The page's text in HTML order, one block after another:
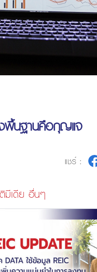
พื้นฐานคือกุญแจ
แชร์ :
เดีย อื่นๆ